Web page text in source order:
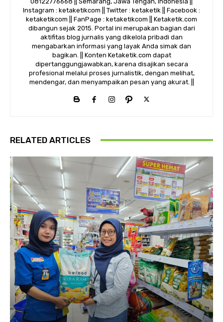
Instagram : ketaketikcom || Twitter : ketaketik || Facebook :
ketaketikcom || FanPage : ketaketikcom || Ketaketik.com
dibangun sejak 2015. Portal ini merupakan bagian dari
aktifitas blog jurnalis yang dikelola pribadi dan
mengabarkan informasi yang layak Anda simak dan
bagikan. || Konten Ketaketik.com dapat
dipertanggungjawabkan, karena disajikan secara
profesional melalui proses jurnalistik, dengan melihat,
mendengar, dan menyampaikan pesan yang akurat. ||
RELATED ARTICLES